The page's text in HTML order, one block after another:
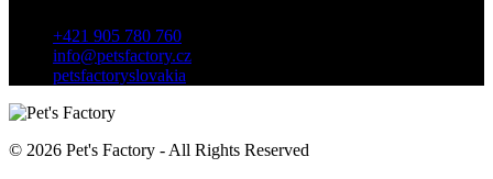
+421 905 780 760
info@petsfactory.cz
petsfactoryslovakia
© 2026 Pet's Factory - All Rights Reserved